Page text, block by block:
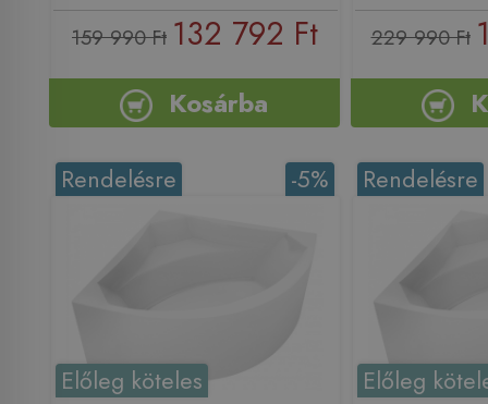
159 990 Ft 132 792 Ft
Kosárba
229 990 Ft
-5%
Rendelésre
Előleg köteles
Rendelésre
Előleg